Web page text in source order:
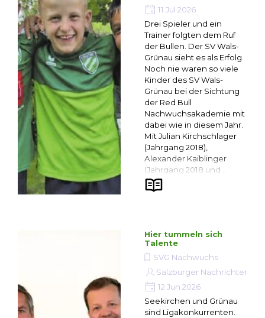
11 Jul 2026
Drei Spieler und ein
Trainer folgten dem Ruf
der Bullen. Der SV Wals-
Grünau sieht es als Erfolg.
Noch nie waren so viele
Kinder des SV Wals-
Grünau bei der Sichtung
der Red Bull
Nachwuchsakademie mit
dabei wie in diesem Jahr.
Mit Julian Kirchschlager
(Jahrgang 2018),
Alexander Kaiblinger
(Jahrgang 2018 und ...
Hier tummeln sich
Talente
SVG Nachwuchs
Salzburger Nachrichten
12 Jun 2026
Seekirchen und Grünau
sind Ligakonkurrenten.